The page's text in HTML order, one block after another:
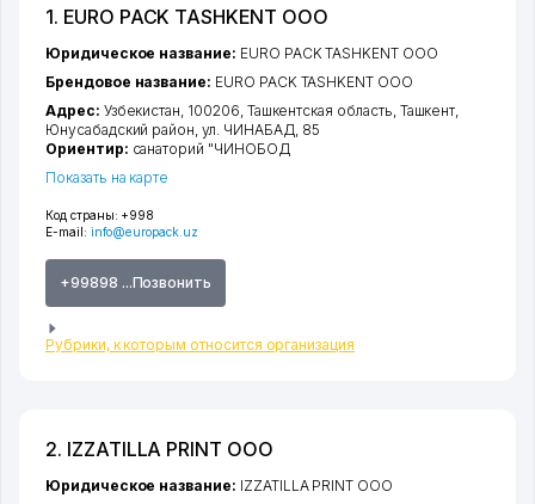
1. EURO PACK TASHKENT ООО
Код страны: +998
E-mail: info@europack.uz
+99898 ...Позвонить
Рубрики, к которым относится организация
Юридическое название: EURO PACK TASHKENT ООО
Брендовое название: EURO PACK TASHKENT ООО
Адрес: Узбекистан, 100206, Ташкентская область, Ташкент,
Юнусабадский район,ул. ЧИНАБАД, 85
Ориентир: санаторий "ЧИНОБОД
Показать на карте
2. IZZATILLA PRINT ООО
Юридическое название: IZZATILLA PRINT ООО